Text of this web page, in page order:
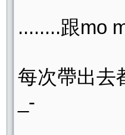
........跟mo
每次帶出去
_-